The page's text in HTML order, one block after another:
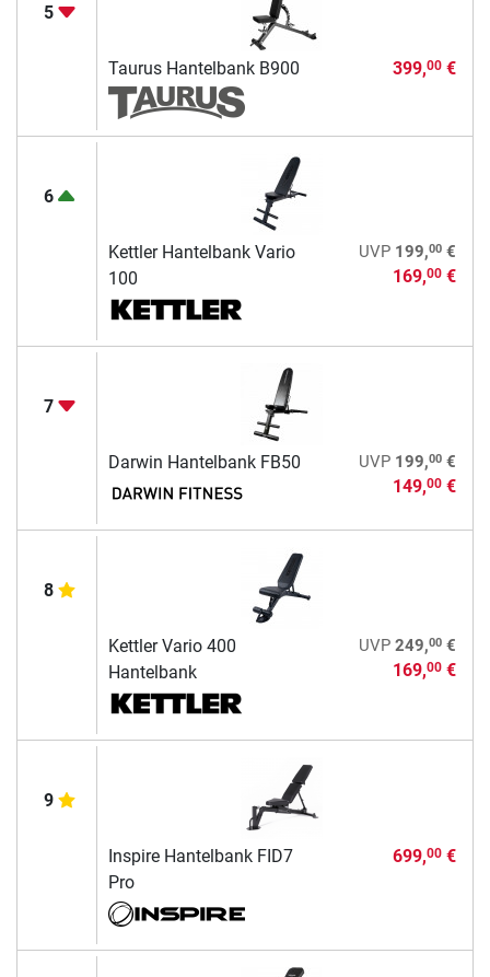
5
Taurus Hantelbank B900 399,00€
6
Kettler Hantelbank Vario
100
UVP 199,00€
169,00€
7
Darwin Hantelbank FB50 UVP 199,00€
149,00€
8
Kettler Vario 400
Hantelbank
UVP 249,00€
169,00€
9
Inspire Hantelbank FID7
Pro
699,00€